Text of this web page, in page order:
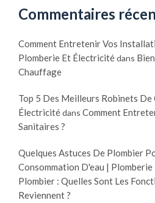
Commentaires
Comment Entretenir Vos
Plomberie Et Électricitédans
Chauffage
Top 5 Des Meilleurs Robinets
Électricitédans Comment
Sanitaires ?
Quelques Astuces De Plombier
Consommation D'eau |
Plombier : Quelles Sont Les
Reviennent ?